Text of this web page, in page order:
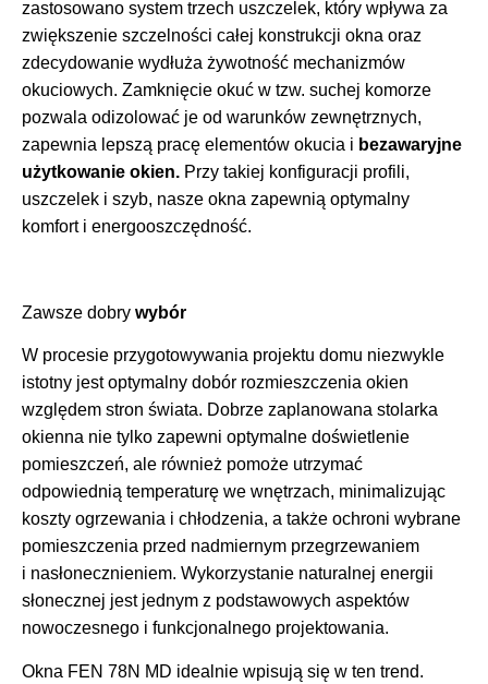
zastosowano system trzech uszczelek, który wpływa za
zwiększenie szczelności całej konstrukcji okna oraz
zdecydowanie wydłuża żywotność mechanizmów
okuciowych. Zamknięcie okuć w tzw. suchej komorze
pozwala odizolować je od warunków zewnętrznych,
zapewnia lepszą pracę elementów okucia i bezawaryjne
użytkowanie okien. Przy takiej konfiguracji profili,
uszczelek i szyb, nasze okna zapewnią optymalny
komfort i energooszczędność.
Zawsze dobry wybór
W procesie przygotowywania projektu domu niezwykle
istotny jest optymalny dobór rozmieszczenia okien
względem stron świata. Dobrze zaplanowana stolarka
okienna nie tylko zapewni optymalne doświetlenie
pomieszczeń, ale również pomoże utrzymać
odpowiednią temperaturę we wnętrzach, minimalizując
koszty ogrzewania i chłodzenia, a także ochroni wybrane
pomieszczenia przed nadmiernym przegrzewaniem
i nasłonecznieniem. Wykorzystanie naturalnej energii
słonecznej jest jednym z podstawowych aspektów
nowoczesnego i funkcjonalnego projektowania.
Okna FEN 78N MD idealnie wpisują się w ten trend.